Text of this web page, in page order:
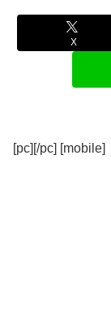
X
[pc][/pc] [mobile]